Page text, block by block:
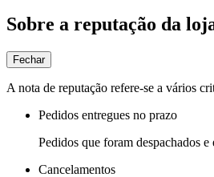
Sobre a reputação da
Fechar
A nota de reputação refere-se a vários
Pedidos entregues no prazo
Pedidos que foram despachados
Cancelamentos